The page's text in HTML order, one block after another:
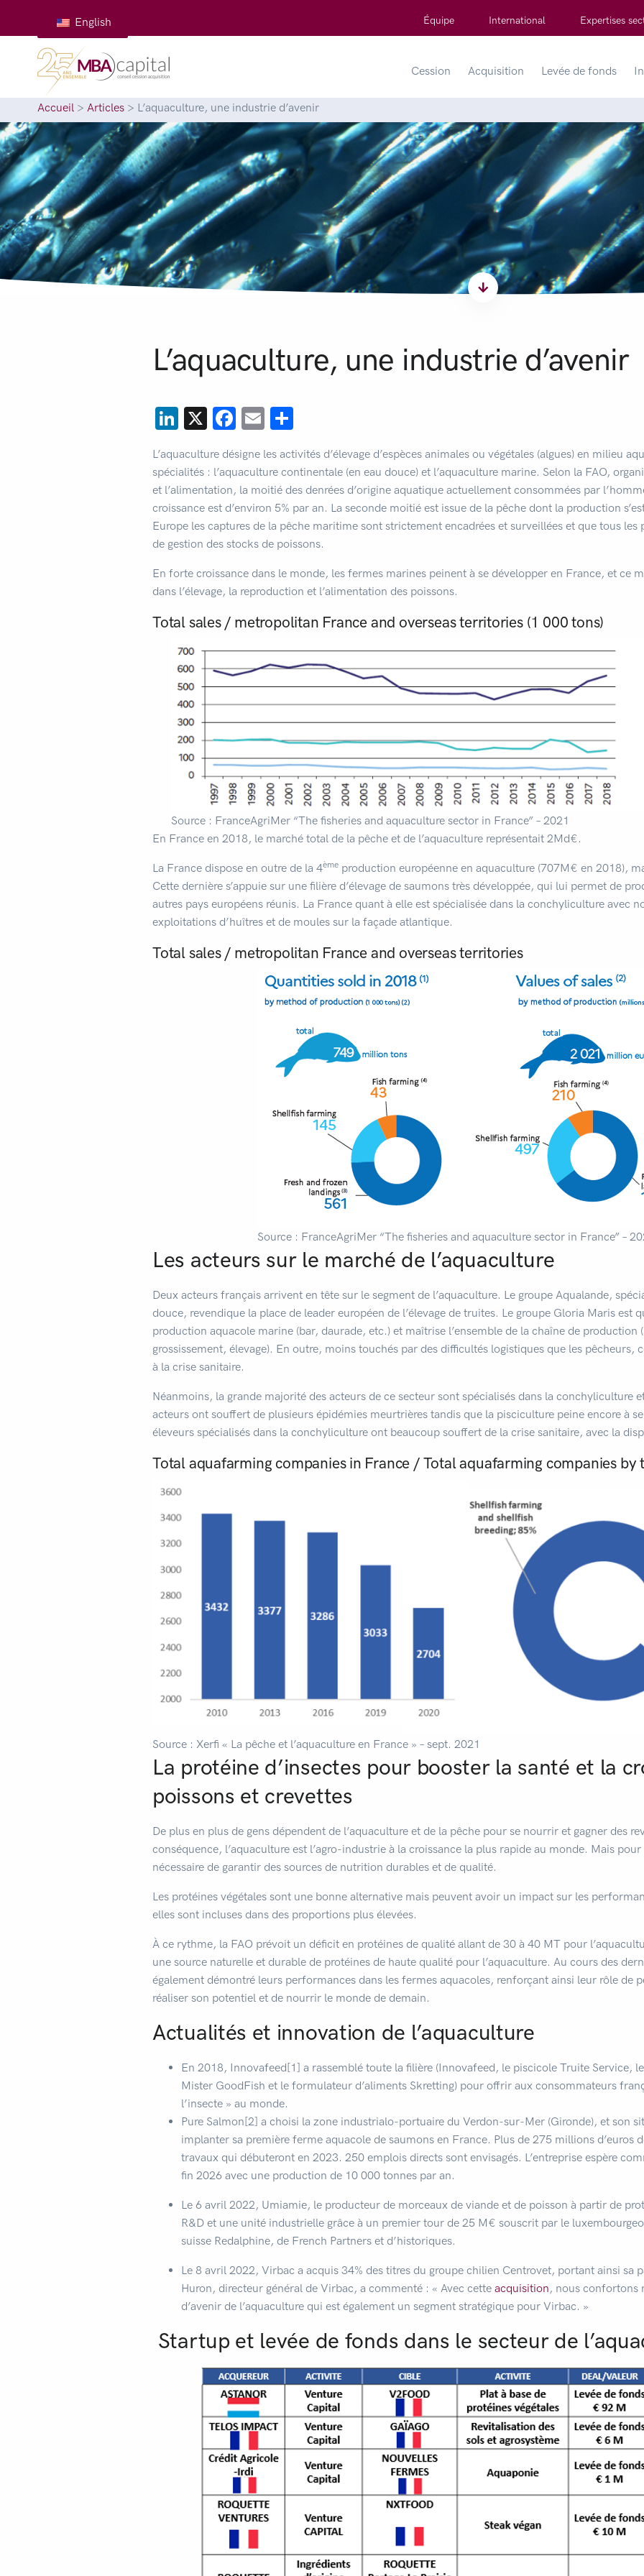
English Équipe International Expertises
Cession Acquisition Levée de fonds
Accueil > Articles > L’aquaculture, une industrie d’avenir
L’aquaculture, une industrie d’avenir
LinkedIn
X Facebook
Email
L’aquaculture désigne les activités d’élevage d’espèces animales ou végétales (algues) en milieu
spécialités : l’aquaculture continentale (en eau douce) et l’aquaculture marine. Selon la FAO,
et l’alimentation, la moitié des denrées d’origine aquatique actuellement consommées par
croissance est d’environ 5% par an. La seconde moitié est issue de la pêche dont la production
Europe les captures de la pêche maritime sont strictement encadrées et surveillées et que tous les
de gestion des stocks de poissons.
En forte croissance dans le monde, les fermes marines peinent à se développer en France, et ce
dans l’élevage, la reproduction et l’alimentation des poissons.
Total sales / metropolitan France and overseas territories (1 000 tons)
Source : FranceAgriMer “The fisheries and aquaculture sector in France” – 2021
En France en 2018, le marché total de la pêche et de l’aquaculture représentait 2Md€.
La France dispose en outre de la 4ème production européenne en aquaculture (707M€ en 2018),
Cette dernière s’appuie sur une filière d’élevage de saumons très développée, qui lui permet de
autres pays européens réunis. La France quant à elle est spécialisée dans la conchyliculture avec
exploitations d’huîtres et de moules sur la façade atlantique.
Total sales / metropolitan France and overseas territories
Source : FranceAgriMer “The fisheries and aquaculture sector in France” –
Les acteurs sur le marché de l’aquaculture
Deux acteurs français arrivent en tête sur le segment de l’aquaculture. Le groupe Aqualande,
douce, revendique la place de leader européen de l’élevage de truites. Le groupe Gloria Maris est
production aquacole marine (bar, daurade, etc.) et maîtrise l’ensemble de la chaîne de production
grossissement, élevage). En outre, moins touchés par des difficultés logistiques que les pêcheurs,
à la crise sanitaire.
Néanmoins, la grande majorité des acteurs de ce secteur sont spécialisés dans la conchyliculture
acteurs ont souffert de plusieurs épidémies meurtrières tandis que la pisciculture peine encore à
éleveurs spécialisés dans la conchyliculture ont beaucoup souffert de la crise sanitaire, avec la
Total aquafarming companies in France / Total aquafarming companies by
Source : Xerfi « La pêche et l’aquaculture en France » – sept. 2021
La protéine d’insectes pour booster la santé et la
poissons et crevettes
De plus en plus de gens dépendent de l’aquaculture et de la pêche pour se nourrir et gagner des
conséquence, l’aquaculture est l’agro-industrie à la croissance la plus rapide au monde. Mais
nécessaire de garantir des sources de nutrition durables et de qualité.
Les protéines végétales sont une bonne alternative mais peuvent avoir un impact sur les
elles sont incluses dans des proportions plus élevées.
À ce rythme, la FAO prévoit un déficit en protéines de qualité allant de 30 à 40 MT pour
une source naturelle et durable de protéines de haute qualité pour l’aquaculture. Au cours des
également démontré leurs performances dans les fermes aquacoles, renforçant ainsi leur rôle de
réaliser son potentiel et de nourrir le monde de demain.
Actualités et innovation de l’aquaculture
En 2018, Innovafeed[1] a rassemblé toute la filière (Innovafeed, le piscicole Truite Service,
Mister GoodFish et le formulateur d’aliments Skretting) pour offrir aux consommateurs
l’insecte » au monde.
Pure Salmon[2] a choisi la zone industrialo-portuaire du Verdon-sur-Mer (Gironde), et son
implanter sa première ferme aquacole de saumons en France. Plus de 275 millions d’euros
travaux qui débuteront en 2023. 250 emplois directs sont envisagés. L’entreprise espère
fin 2026 avec une production de 10 000 tonnes par an.
Le 6 avril 2022, Umiamie, le producteur de morceaux de viande et de poisson à partir de
R&D et une unité industrielle grâce à un premier tour de 25 M€ souscrit par le
suisse Redalphine, de French Partners et d’historiques.
Le 8 avril 2022, Virbac a acquis 34% des titres du groupe chilien Centrovet, portant ainsi sa
Huron, directeur général de Virbac, a commenté : « Avec cette acquisition, nous confortons
d’avenir de l’aquaculture qui est également un segment stratégique pour Virbac. »
Startup et levée de fonds dans le secteur de